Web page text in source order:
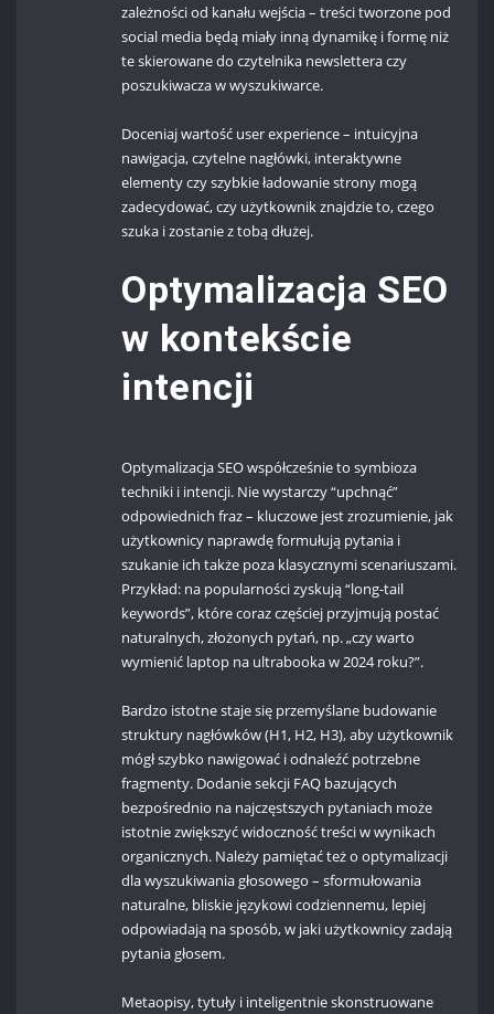
zależności od kanału wejścia – treści tworzone pod
social media będą miały inną dynamikę i formę niż
te skierowane do czytelnika newslettera czy
poszukiwacza w wyszukiwarce.
Doceniaj wartość user experience – intuicyjna
nawigacja, czytelne nagłówki, interaktywne
elementy czy szybkie ładowanie strony mogą
zadecydować, czy użytkownik znajdzie to, czego
szuka i zostanie z tobą dłużej.
Optymalizacja SEO
w kontekście
intencji
Optymalizacja SEO współcześnie to symbioza
techniki i intencji. Nie wystarczy “upchnąć”
odpowiednich fraz – kluczowe jest zrozumienie, jak
użytkownicy naprawdę formułują pytania i
szukanie ich także poza klasycznymi scenariuszami.
Przykład: na popularności zyskują “long-tail
keywords”, które coraz częściej przyjmują postać
naturalnych, złożonych pytań, np. „czy warto
wymienić laptop na ultrabooka w 2024 roku?”.
Bardzo istotne staje się przemyślane budowanie
struktury nagłówków (H1, H2, H3), aby użytkownik
mógł szybko nawigować i odnaleźć potrzebne
fragmenty. Dodanie sekcji FAQ bazujących
bezpośrednio na najczęstszych pytaniach może
istotnie zwiększyć widoczność treści w wynikach
organicznych. Należy pamiętać też o optymalizacji
dla wyszukiwania głosowego – sformułowania
naturalne, bliskie językowi codziennemu, lepiej
odpowiadają na sposób, w jaki użytkownicy zadają
pytania głosem.
Metaopisy, tytuły i inteligentnie skonstruowane